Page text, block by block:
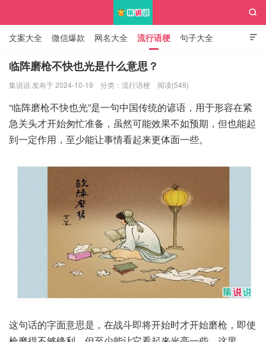

文案大全 微信爆款 网名大全 流行语梗 句子大全
知识大全

临阵磨枪不快也光是什么意思？
集说说 发布于 2024-10-19 分类： 流行语梗 阅读(549)
“临阵磨枪不快也光”是一句中国传统的谚语，用于形容在紧
急关头才开始匆忙准备，虽然可能效果不如预期，但也能起
到一定作用，至少能让事情看起来更体面一些。
这句话的字面意思是，在战斗即将开始时才开始磨枪，即使